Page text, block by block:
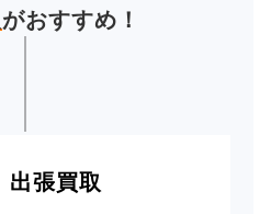
がおすすめ！
出張買取